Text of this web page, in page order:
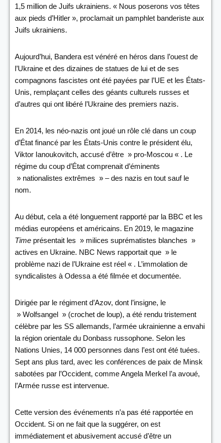
1,5 million de Juifs ukrainiens. « Nous poserons vos têtes
aux pieds d’Hitler », proclamait un pamphlet banderiste aux
Juifs ukrainiens.
Aujourd’hui, Bandera est vénéré en héros dans l’ouest de
l’Ukraine et des dizaines de statues de lui et de ses
compagnons fascistes ont été payées par l’UE et les États-
Unis, remplaçant celles des géants culturels russes et
d’autres qui ont libéré l’Ukraine des premiers nazis.
En 2014, les néo-nazis ont joué un rôle clé dans un coup
d’État financé par les États-Unis contre le président élu,
Viktor Ianoukovitch, accusé d’être » pro-Moscou « . Le
régime du coup d’État comprenait d’éminents
» nationalistes extrêmes » – des nazis en tout sauf le
nom.
Au début, cela a été longuement rapporté par la BBC et les
médias européens et américains. En 2019, le magazine
Time présentait les » milices suprématistes blanches »
actives en Ukraine. NBC News rapportait que » le
problème nazi de l’Ukraine est réel « . L’immolation de
syndicalistes à Odessa a été filmée et documentée.
Dirigée par le régiment d’Azov, dont l’insigne, le
» Wolfsangel » (crochet de loup), a été rendu tristement
célèbre par les SS allemands, l’armée ukrainienne a envahi
la région orientale du Donbass russophone. Selon les
Nations Unies, 14 000 personnes dans l’est ont été tuées.
Sept ans plus tard, avec les conférences de paix de Minsk
sabotées par l’Occident, comme Angela Merkel l’a avoué,
l’Armée russe est intervenue.
Cette version des événements n’a pas été rapportée en
Occident. Si on ne fait que la suggérer, on est
immédiatement et abusivement accusé d’être un